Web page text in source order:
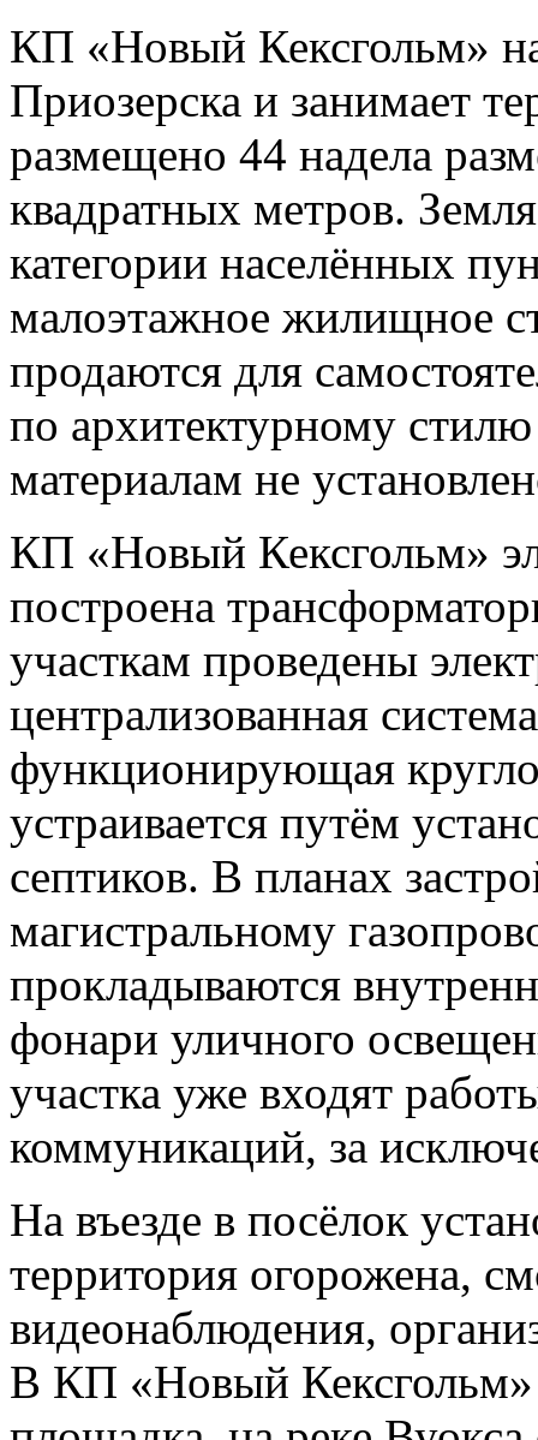
КП «Новый Кексгольм»
Приозерска и занимает
размещено 44 надела
квадратных метров.
категории населённых
малоэтажное жилищное
продаются для
по архитектурному
материалам не
КП «Новый Кексгольм»
построена
участкам проведены
централизованная
функционирующая
устраивается путём
септиков. В планах
магистральному
прокладываются
фонари уличного
участка уже входят
коммуникаций, за
На въезде в посёлок
территория огорожена,
видеонаблюдения,
В КП «Новый Кексгольм»